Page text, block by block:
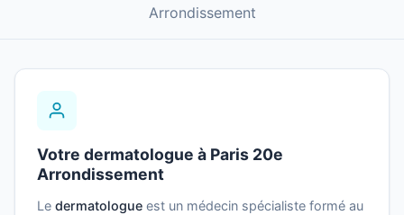
Arrondissement
Votre dermatologue à Paris 20e
Arrondissement
Le dermatologue est un médecin spécialiste formé au